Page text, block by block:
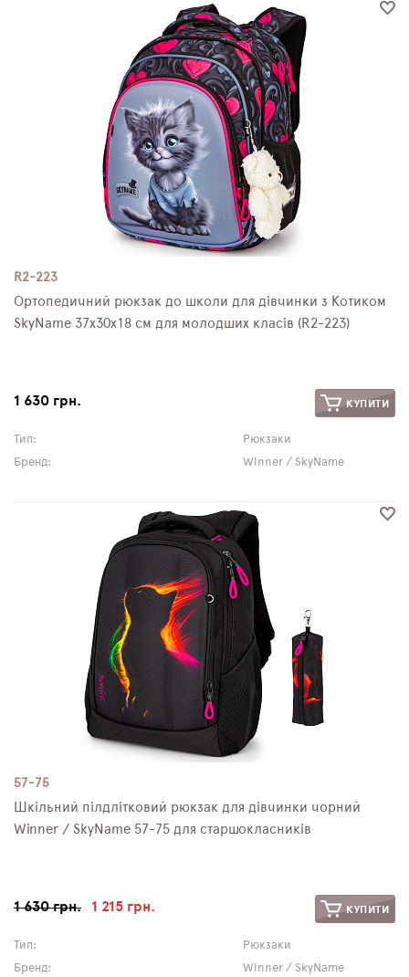
SCHOOL STANDARD
R2-223
Ортопедичний рюкзак до школи для дівчинки з Котиком
SkyName 37х30х18 см для молодших класів (R2-223)
1 630 грн. КУПИТИ
Тип:
Рюкзаки
Бренд:
Winner / SkyName
57-75
Шкільний пілдлітковий рюкзак для дівчинки чорний
Winner / SkyNamе 57-75 для старшокласників
1 630 грн. 1 215 грн. КУПИТИ
Тип:
Рюкзаки
Бренд:
Winner / SkyName